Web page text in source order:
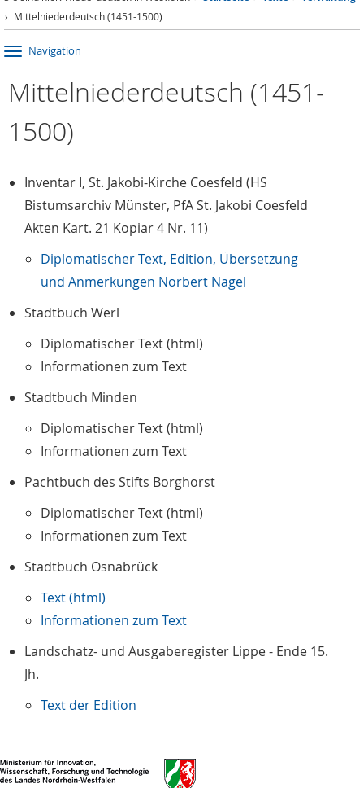
Mittelniederdeutsch (1451-1500)
Navigation
Mittelniederdeutsch (1451-
1500)
Inventar I, St. Jakobi-Kirche Coesfeld (HS
Bistumsarchiv Münster, PfA St. Jakobi Coesfeld
Akten Kart. 21 Kopiar 4 Nr. 11)
Diplomatischer Text, Edition, Übersetzung
und Anmerkungen Norbert Nagel
Stadtbuch Werl
Diplomatischer Text (html)
Informationen zum Text
Stadtbuch Minden
Diplomatischer Text (html)
Informationen zum Text
Pachtbuch des Stifts Borghorst
Diplomatischer Text (html)
Informationen zum Text
Stadtbuch Osnabrück
Text (html)
Informationen zum Text
Landschatz- und Ausgaberegister Lippe - Ende 15.
Jh.
Text der Edition